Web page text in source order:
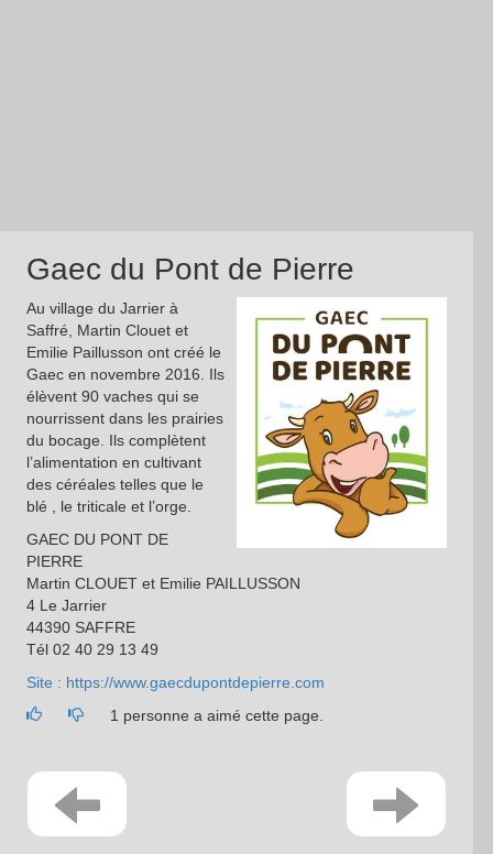
Gaec du Pont de Pierre
Au village du Jarrier à
Saffré, Martin Clouet et
Emilie Paillusson ont créé le
Gaec en novembre 2016. Ils
élèvent 90 vaches qui se
nourrissent dans les prairies
du bocage. Ils complètent
l’alimentation en cultivant
des céréales telles que le
blé , le triticale et l’orge.
GAEC DU PONT DE
PIERRE
Martin CLOUET et Emilie PAILLUSSON
4 Le Jarrier
44390 SAFFRE
Tél 02 40 29 13 49
Site : https://www.gaecdupontdepierre.com
1 personne a aimé cette page.